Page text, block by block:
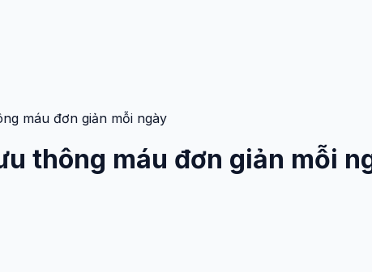
máu đơn giản mỗi ngày
thông máu đơn giản mỗi